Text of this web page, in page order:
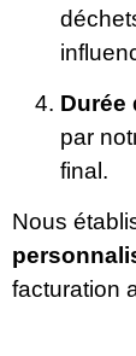
Durée
par
final.
Nous
facturation